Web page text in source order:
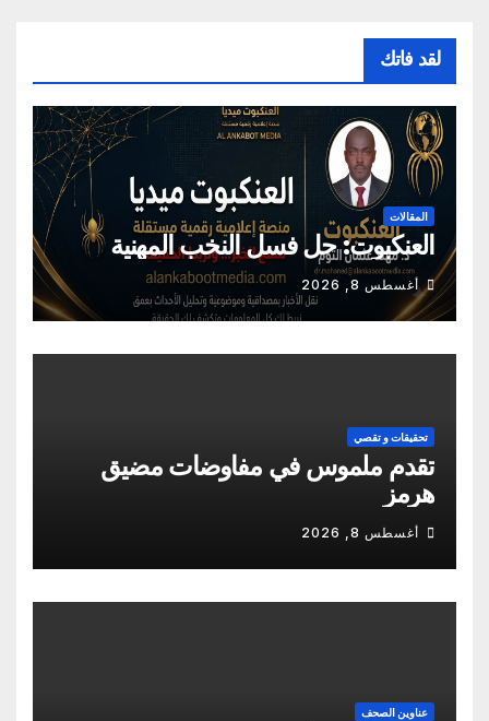
لقد فاتك
المقالات
العنكبوت: حل فسل النخب المهنية
أغسطس 8, 2026
تحقيقات و تقصي
تقدم ملموس في مفاوضات مضيق
هرمز
أغسطس 8, 2026
عناوين الصحف